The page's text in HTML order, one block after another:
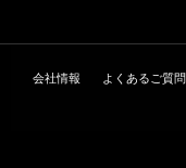
会社情報 よくあるご質問